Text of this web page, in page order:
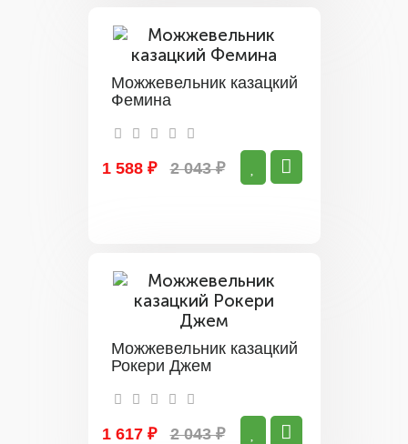
Можжевельник казацкий
Фемина
1 588 ₽ 2 043 ₽
Можжевельник казацкий
Рокери Джем
1 617 ₽ 2 043 ₽